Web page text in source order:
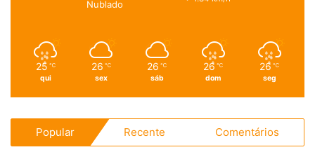
Nublado
25 ℃
qui
26 ℃
sex
26 ℃
sáb
26 ℃
dom
26 ℃
seg
Popular Recente Comentários